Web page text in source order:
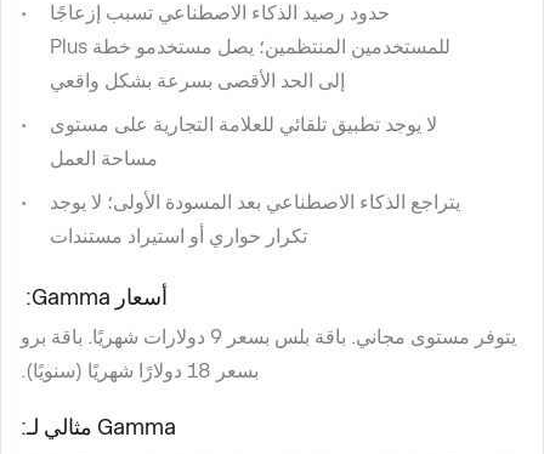
حدود رصيد الذكاء الاصطناعي تسبب إزعاجًا
للمستخدمين المنتظمين؛ يصل مستخدمو خطة Plus
إلى الحد الأقصى بسرعة بشكل واقعي
لا يوجد تطبيق تلقائي للعلامة التجارية على مستوى
مساحة العمل
يتراجع الذكاء الاصطناعي بعد المسودة الأولى؛ لا يوجد
تكرار حواري أو استيراد مستندات
أسعار Gamma:
يتوفر مستوى مجاني. باقة بلس بسعر 9 دولارات شهريًا. باقة برو
بسعر 18 دولارًا شهريًا (سنويًا).
Gamma مثالي لـ: